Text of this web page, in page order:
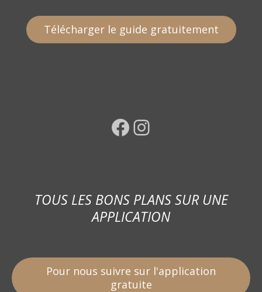
Télécharger le guide gratuitement
Facebook Instagram
TOUS LES BONS PLANS SUR UNE
APPLICATION
Pour nous suivre sur l'application
gratuite